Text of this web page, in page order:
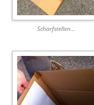
Scharfstellen…